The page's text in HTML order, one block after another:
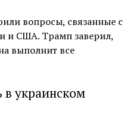
вопросы, связанные с
и США. Трамп заверил,
выполнит все
украинском